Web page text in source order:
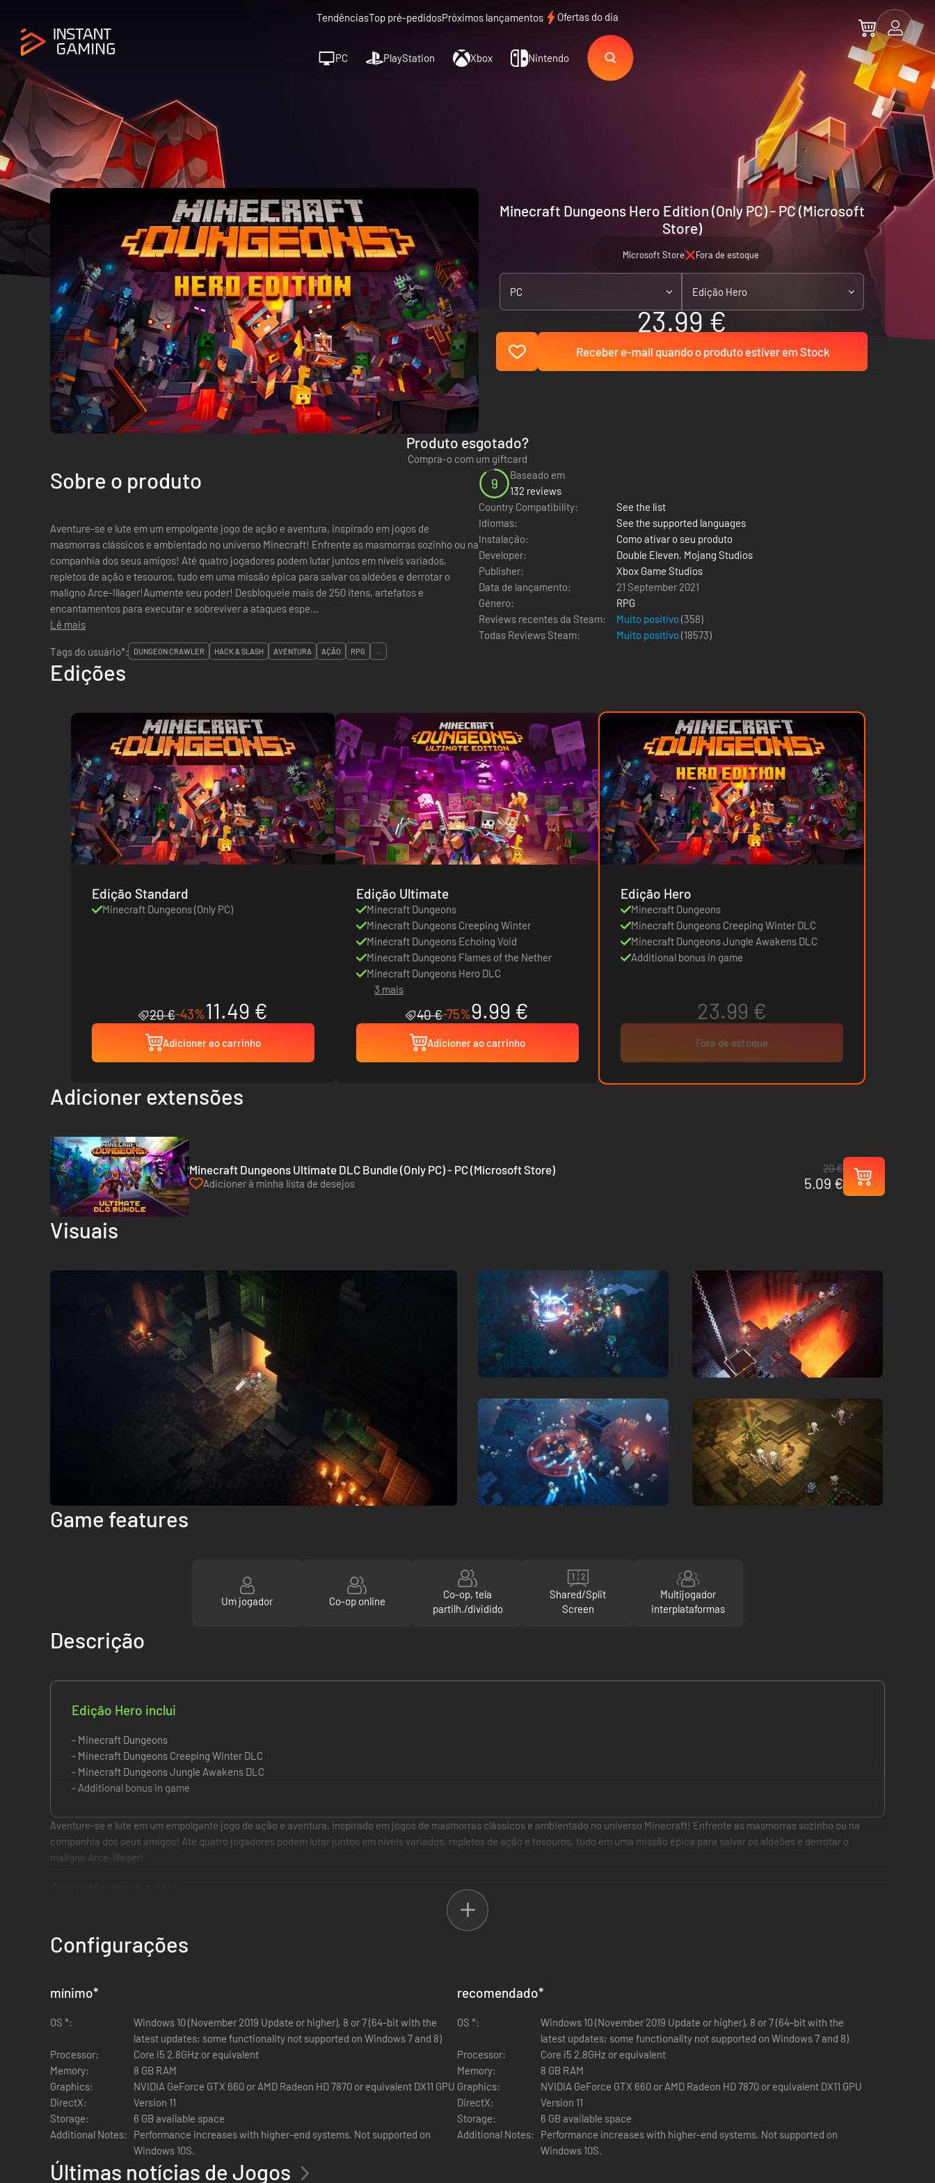
TendênciasTop pré-pedidosPróximos lançamentos Ofertas do dia
PC PlayStation Xbox Nintendo
Minecraft Dungeons Hero Edition (Only PC) - PC (Microsoft
Store)
Microsoft Store Fora de estoque
PC Edição Hero
23.99 €
Receber e-mail quando o produto estiver em Stock
Produto esgotado?
Compra-o com um giftcard
Sobre o produto
Aventure-se e lute em um empolgante jogo de ação e aventura, inspirado em jogos de
masmorras clássicos e ambientado no universo Minecraft! Enfrente as masmorras sozinho ou na
companhia dos seus amigos! Até quatro jogadores podem lutar juntos em níveis variados,
repletos de ação e tesouros, tudo em uma missão épica para salvar os aldeões e derrotar o
maligno Arce-Illager!Aumente seu poder! Desbloqueie mais de 250 itens, artefatos e
encantamentos para executar e sobreviver a ataques espe...
Lê mais
9
Baseado em
132 reviews
Country Compatibility:
See the list
Idiomas:
See the supported languages
Instalação:
Como ativar o seu produto
Developer:
Double Eleven, Mojang Studios
Publisher:
Xbox Game Studios
Data de lançamento:
21 September 2021
Género:
RPG
Reviews recentes da Steam:
Muito positivo(358)
Todas Reviews Steam:
Muito positivo(18573)
Tags do usuário*:
DUNGEON CRAWLER HACK & SLASH AVENTURA AÇÃO RPG ...
Edições
Edição Standard
Minecraft Dungeons (Only PC)
20 €-43%11.49 €
Adicioner ao carrinho
Edição Ultimate
Minecraft Dungeons
Minecraft Dungeons Creeping Winter
Minecraft Dungeons Echoing Void
Minecraft Dungeons Flames of the Nether
Minecraft Dungeons Hero DLC
3 mais
40 €-75%9.99 €
Adicioner ao carrinho
Edição Hero
Minecraft Dungeons
Minecraft Dungeons Creeping Winter DLC
Minecraft Dungeons Jungle Awakens DLC
Additional bonus in game
23.99 €
Fora de estoque
Adicioner extensões
Minecraft Dungeons Ultimate DLC Bundle (Only PC) - PC (Microsoft Store)
Adicioner à minha lista de desejos
20 €
5.09 €
Visuais
Game features
Um jogador Co-op online
Co-op, tela
partilh./dividido
Shared/Split
Screen
Multijogador
interplataformas
Descrição
Edição Hero inclui
- Minecraft Dungeons
- Minecraft Dungeons Creeping Winter DLC
- Minecraft Dungeons Jungle Awakens DLC
- Additional bonus in game
Aventure-se e lute em um empolgante jogo de ação e aventura, inspirado em jogos de masmorras clássicos e ambientado no universo Minecraft! Enfrente as masmorras sozinho ou na
companhia dos seus amigos! Até quatro jogadores podem lutar juntos em níveis variados, repletos de ação e tesouros, tudo em uma missão épica para salvar os aldeões e derrotar o
maligno Arce-Illager!
Desbloqueie mais de 250 itens, artefatos e encantamentos para executar e sobreviver a ataques especiais devastadores.
Multijogador!
Até quatro jogadores podem lutar juntos no modo cooperativo.
Opções!
Configurações
mínimo*
OS *:
Windows 10 (November 2019 Update or higher), 8 or 7 (64-bit with the
latest updates; some functionality not supported on Windows 7 and 8)
Processor:
Core i5 2.8GHz or equivalent
Memory:
8 GB RAM
Graphics:
NVIDIA GeForce GTX 660 or AMD Radeon HD 7870 or equivalent DX11 GPU
DirectX:
Version 11
Storage:
6 GB available space
Additional Notes:
Performance increases with higher-end systems. Not supported on
Windows 10S.
recomendado*
OS *:
Windows 10 (November 2019 Update or higher), 8 or 7 (64-bit with the
latest updates; some functionality not supported on Windows 7 and 8)
Processor:
Core i5 2.8GHz or equivalent
Memory:
8 GB RAM
Graphics:
NVIDIA GeForce GTX 660 or AMD Radeon HD 7870 or equivalent DX11 GPU
DirectX:
Version 11
Storage:
6 GB available space
Additional Notes:
Performance increases with higher-end systems. Not supported on
Windows 10S.
Últimas notícias de Jogos